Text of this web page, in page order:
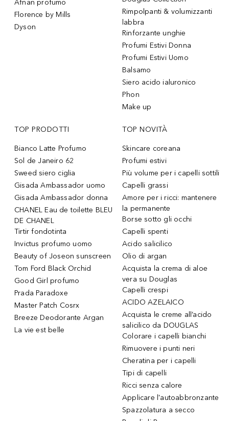
Afnan profumo
Florence by Mills
Dyson
Rimpolpanti & volumizzanti
labbra
Rinforzante unghie
Profumi Estivi Donna
Profumi Estivi Uomo
Balsamo
Siero acido ialuronico
Phon
Make up
TOP PRODOTTI
Bianco Latte Profumo
Sol de Janeiro 62
Sweed siero ciglia
Gisada Ambassador uomo
Gisada Ambassador donna
CHANEL Eau de toilette BLEU
DE CHANEL
Tirtir fondotinta
Invictus profumo uomo
Beauty of Joseon sunscreen
Tom Ford Black Orchid
Good Girl profumo
Prada Paradoxe
Master Patch Cosrx
Breeze Deodorante Argan
La vie est belle
TOP NOVITÀ
Skincare coreana
Profumi estivi
Più volume per i capelli sottili
Capelli grassi
Amore per i ricci: mantenere
la permanente
Borse sotto gli occhi
Capelli spenti
Acido salicilico
Olio di argan
Acquista la crema di aloe
vera su Douglas
Capelli crespi
ACIDO AZELAICO
Acquista le creme all’acido
salicilico da DOUGLAS
Colorare i capelli bianchi
Rimuovere i punti neri
Cheratina per i capelli
Tipi di capelli
Ricci senza calore
Applicare l'autoabbronzante
Spazzolatura a secco